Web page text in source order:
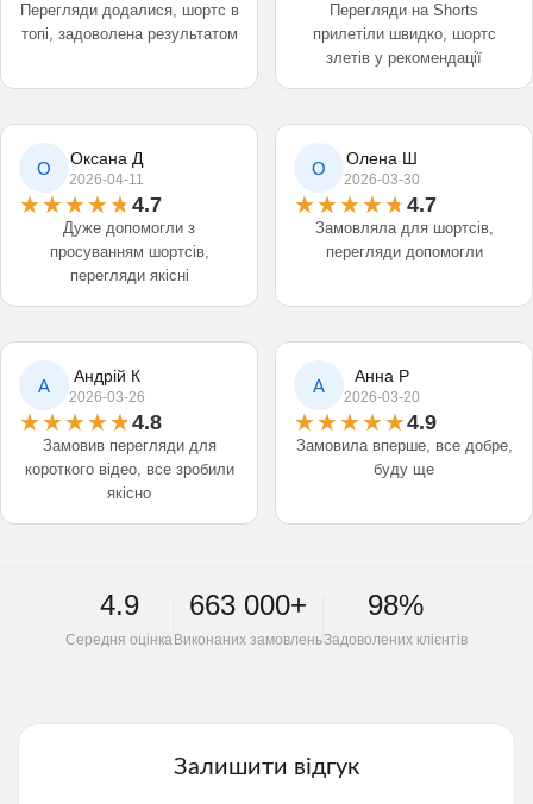
Перегляди додалися, шортс в
топі, задоволена результатом
Перегляди на Shorts
прилетіли швидко, шортс
злетів у рекомендації
О Оксана Д
2026-04-11
4.7
Дуже допомогли з
просуванням шортсів,
перегляди якісні
О Олена Ш
2026-03-30
4.7
Замовляла для шортсів,
перегляди допомогли
А Андрій К
2026-03-26
4.8
Замовив перегляди для
короткого відео, все зробили
якісно
А Анна Р
2026-03-20
4.9
Замовила вперше, все добре,
буду ще
4.9
Середня оцінка
663 000+
Виконаних замовлень
98%
Задоволених клієнтів
Залишити відгук